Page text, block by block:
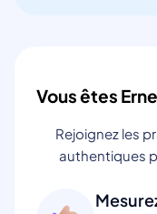
Vous êtes
Rejoignez les
authentiques